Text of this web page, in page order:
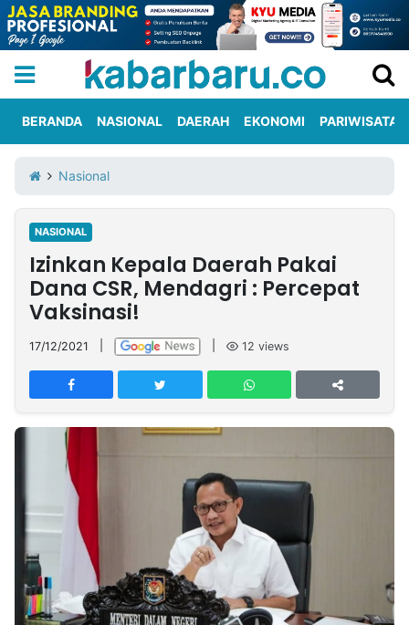
Iklan
Berita
Kami
Nasional
International
Olahraga
Entertainment
Daerah
Pariwisata
Kuliner
Kolom
Network
PT
TREETAN
INDONESIA
Insight
NTB
Suara
Time
Lens
IDN
Daily
Jogja
Jalan
Rakyat
Idealita
News
Kita
Notice
Dinamikapost.com
Radar
Baru
Seedbacklink
Follow
Kabarbaru
BERANDA NASIONAL DAERAH EKONOMI PARIWISATA
Nasional
NASIONAL
Izinkan Kepala Daerah Pakai
Dana CSR, Mendagri : Percepat
Vaksinasi!
17/12/2021 12 views